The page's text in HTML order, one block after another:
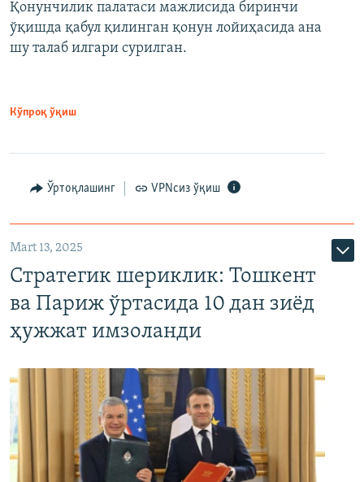
Қонунчилик палатаси мажлисида биринчи
ўқишда қабул қилинган қонун лойиҳасида ана
шу талаб илгари сурилган.
Кўпроқ ўқиш
Ўртоқлашинг VPNсиз ўқиш
Mart 13, 2025
Стратегик шериклик: Тошкент
ва Париж ўртасида 10 дан зиёд
ҳужжат имзоланди